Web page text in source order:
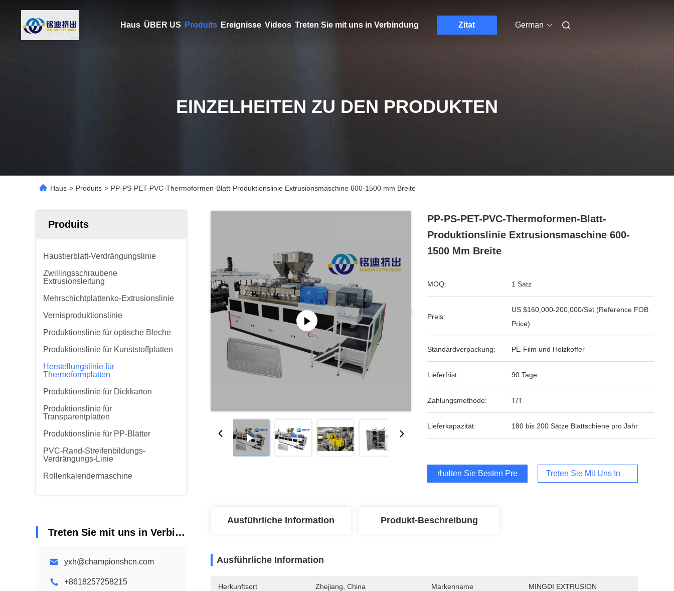
Haus ÜBER US Produits Ereignisse Videos Treten Sie mit uns in Verbindung Zitat German
EINZELHEITEN ZU DEN PRODUKTEN
Haus > Produits > PP-PS-PET-PVC-Thermoformen-Blatt-Produktionslinie Extrusionsmaschine 600-1500 mm Breite
Produits
Haustierblatt-Verdrängungslinie
Zwillingsschraubene
Extrusionsleitung
Mehrschichtplattenko-Extrusionslinie
Vernisproduktionslinie
Produktionslinie für optische Bleche
Produktionslinie für Kunststoffplatten
Herstellungslinie für
Thermoformplatten
Produktionslinie für Dickkarton
Produktionslinie für
Transparentplatten
Produktionslinie für PP-Blätter
PVC-Rand-Streifenbildungs-
Verdrängungs-Linie
Rollenkalendermaschine
Treten Sie mit uns in Verbindung
yxh@championshcn.com
+8618257258215
PP-PS-PET-PVC-Thermoformen-Blatt-
Produktionslinie Extrusionsmaschine 600-
1500 Mm Breite
MOQ: 1 Satz
Preis:
US $160,000-200,000/Set (Reference FOB
Price)
Standardverpackung: PE-Film und Holzkoffer
Lieferfrist: 90 Tage
Zahlungsmethode: T/T
Lieferkapazität: 180 bis 200 Sätze Blattschiene pro Jahr
Erhalten Sie Besten Preis Treten Sie Mit Uns In Verbindung
Ausführliche Information Produkt-Beschreibung
Ausführliche Information
Herkunftsort Zhejiang, China Markenname MINGDI EXTRUSION